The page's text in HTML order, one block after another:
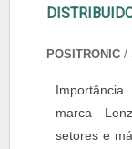
POSITRONIC /
marca
setores e